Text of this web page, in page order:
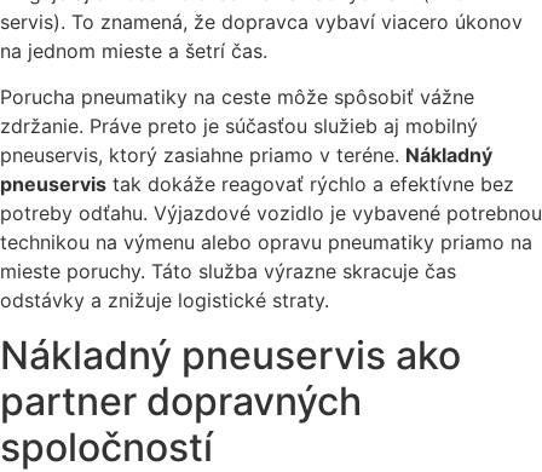
servis). To znamená, že dopravca vybaví viacero úkonov
na jednom mieste a šetrí čas.
Porucha pneumatiky na ceste môže spôsobiť vážne
zdržanie. Práve preto je súčasťou služieb aj mobilný
pneuservis, ktorý zasiahne priamo v teréne. Nákladný
pneuservis tak dokáže reagovať rýchlo a efektívne bez
potreby odťahu. Výjazdové vozidlo je vybavené potrebnou
technikou na výmenu alebo opravu pneumatiky priamo na
mieste poruchy. Táto služba výrazne skracuje čas
odstávky a znižuje logistické straty.
Nákladný pneuservis ako
partner dopravných
spoločností